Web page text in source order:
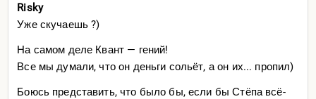
Risky
Уже скучаешь ?)
На самом деле Квант — гений!
Все мы думали, что он деньги сольёт, а он их... пропил)
Боюсь представить, что было бы, если бы Стёпа всё-